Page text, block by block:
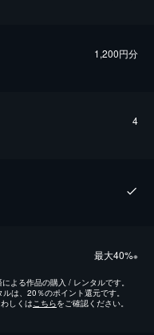
1,200円分
4
最⼤40%※
よる作品の購入 / レンタルです。
は、20％のポイント還元です。
しくはこちらをご確認ください。